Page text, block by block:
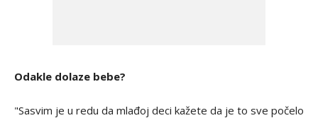
Odakle dolaze bebe?
"Sasvim je u redu da mlađoj deci kažete da je to sve počelo